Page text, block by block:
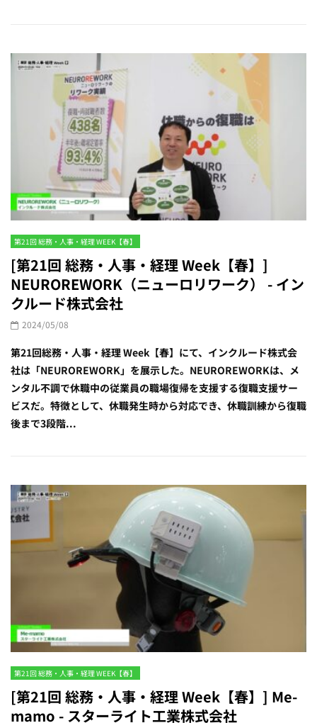
第21回 総務・人事・経理 WEEK【春】
[第21回 総務・人事・経理 Week【春】]
NEUROREWORK（ニューロリワーク） - イン
クルード株式会社
2024/05/08
第21回総務・人事・経理 Week【春】にて、インクルード株式会
社は「NEUROREWORK」を展示した。NEUROREWORKは、メ
ンタル不調で休職中の従業員の職場復帰を支援する復職支援サー
ビスだ。特徴として、休職発生時から対応でき、休職訓練から復職
後まで3段階...
第21回 総務・人事・経理 WEEK【春】
[第21回 総務・人事・経理 Week【春】] Me-
mamo - スターライト工業株式会社